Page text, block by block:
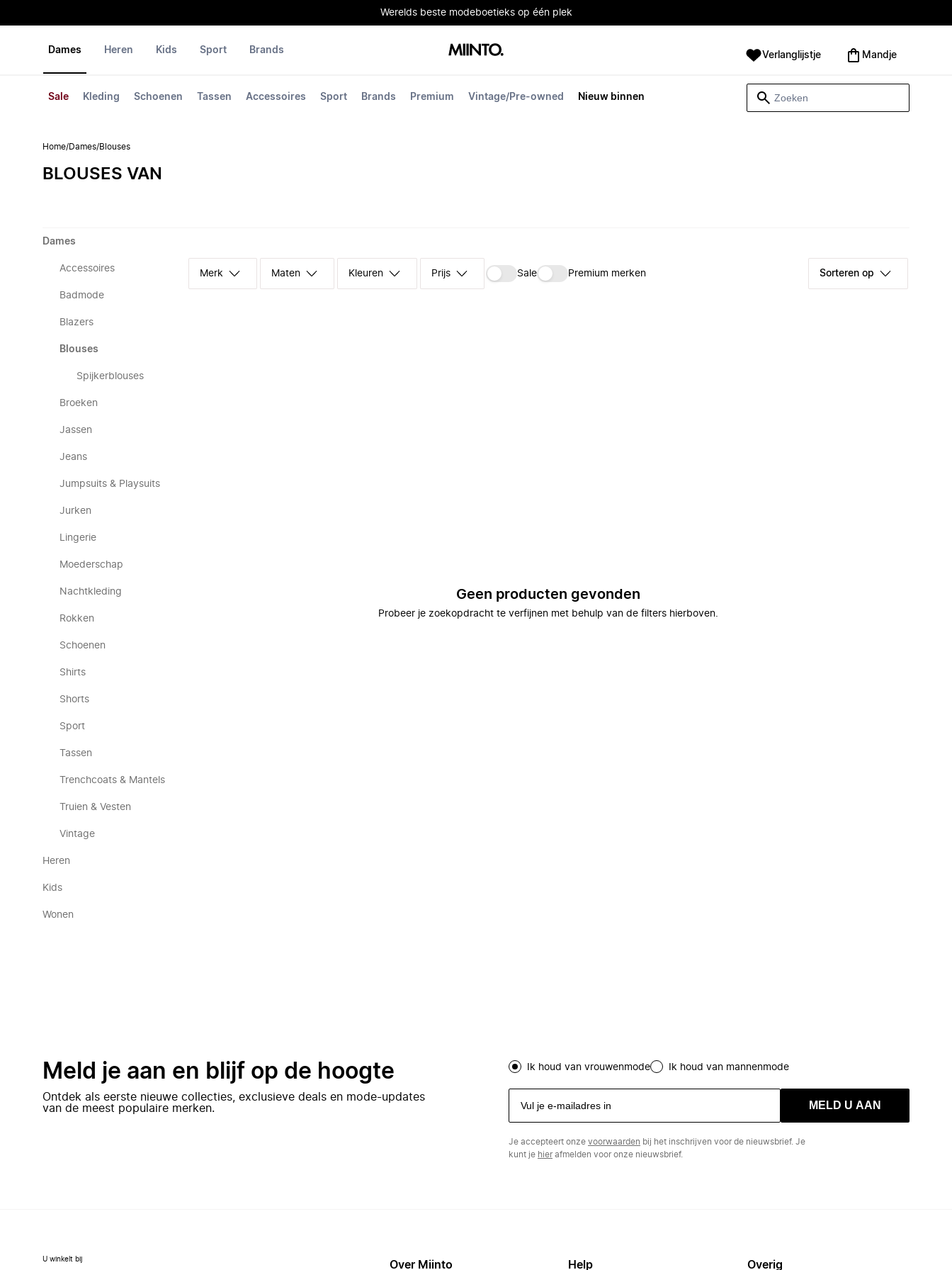
Werelds beste modeboetieks op één plek
Dames
Sale Kleding Schoenen Tassen Accessoires Sport Brands Premium Vintage/Pre-owned Nieuw binnen
Heren Kids Sport Brands Verlanglijstje Mandje
Home/Dames/Blouses
BLOUSES VAN
Dames
Accessoires
Badmode
Blazers
Blouses
Spijkerblouses
Broeken
Jassen
Jeans
Jumpsuits & Playsuits
Jurken
Lingerie
Moederschap
Nachtkleding
Rokken
Schoenen
Shirts
Shorts
Sport
Tassen
Trenchcoats & Mantels
Truien & Vesten
Vintage
Heren
Kids
Wonen
Merk Maten Kleuren Prijs Sale Premium merken Sorteren op
Geen producten gevonden
Probeer je zoekopdracht te verfijnen met behulp van de filters hierboven.
Meld je aan en blijf op de hoogte
Ontdek als eerste nieuwe collecties, exclusieve deals en mode-updates
van de meest populaire merken.
Ik houd van vrouwenmode Ik houd van mannenmode
MELD U AAN
Je accepteert onze voorwaarden bij het inschrijven voor de nieuwsbrief. Je
kunt je hierafmelden voor onze nieuwsbrief.
U winkelt bij Over Miinto Help Overig